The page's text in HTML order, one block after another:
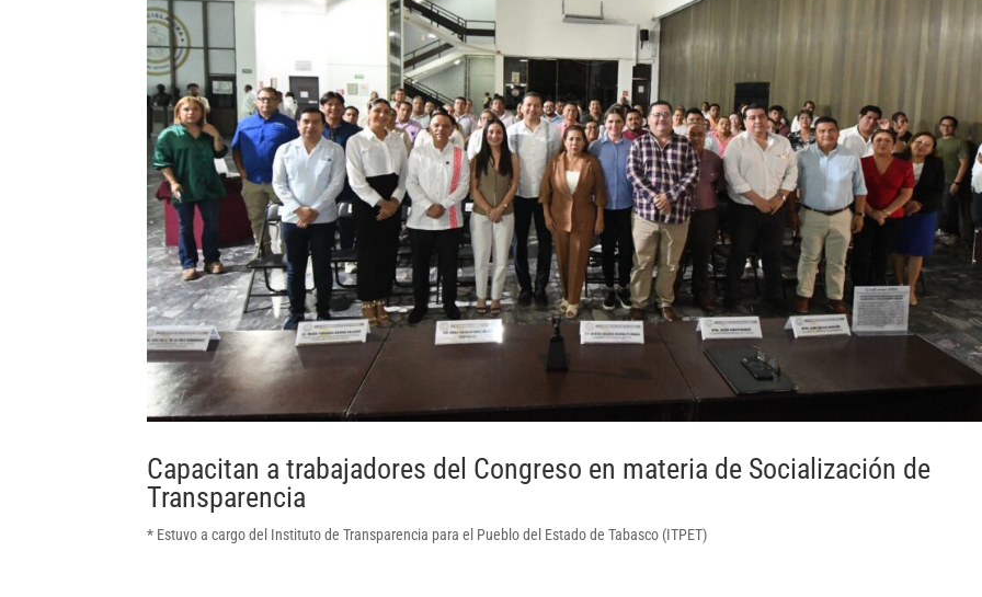
Capacitan a trabajadores del Congreso en materia de Socialización de
Transparencia
* Estuvo a cargo del Instituto de Transparencia para el Pueblo del Estado de Tabasco (ITPET)